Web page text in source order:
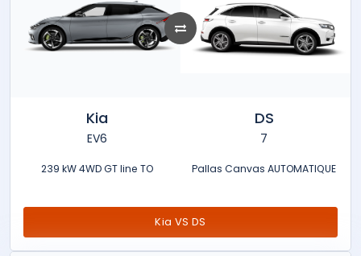
Kia
EV6
239 kW 4WD GT line TO
DS
7
Pallas Canvas AUTOMATIQUE
Kia VS DS